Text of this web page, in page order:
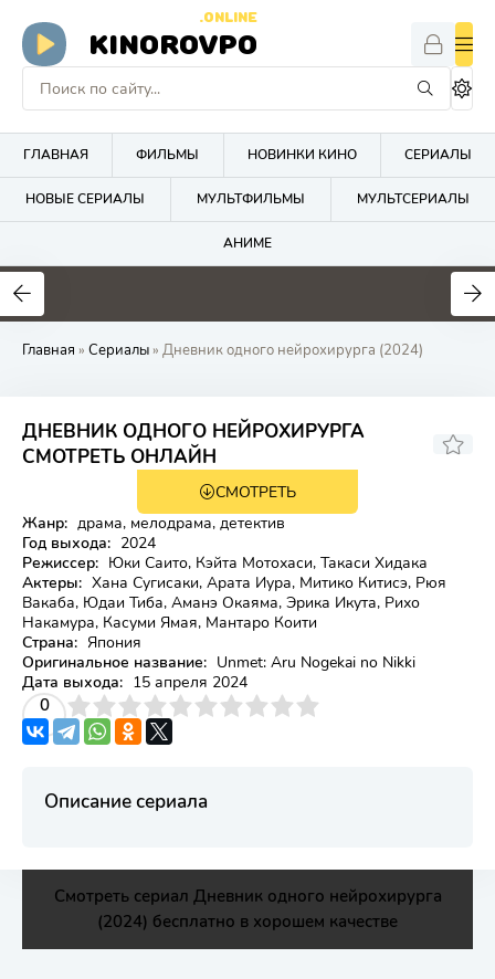
KINOROVPO
.ONLINE
ГЛАВНАЯ ФИЛЬМЫ НОВИНКИ КИНО СЕРИАЛЫ
НОВЫЕ СЕРИАЛЫ МУЛЬТФИЛЬМЫ МУЛЬТСЕРИАЛЫ
АНИМЕ
Главная » Сериалы» Дневник одного нейрохирурга (2024)
ДНЕВНИК ОДНОГО НЕЙРОХИРУРГА
СМОТРЕТЬ ОНЛАЙН
7.8
СМОТРЕТЬ
Жанр: драма, мелодрама, детектив
Год выхода: 2024
Режиссер: Юки Саито, Кэйта Мотохаси, Такаси Хидака
Актеры: Хана Сугисаки, Арата Иура, Митико Китисэ, Рюя
Вакаба, Юдаи Тиба, Аманэ Окаяма, Эрика Икута, Рихо
Накамура, Касуми Ямая, Мантаро Коити
Страна: Япония
Оригинальное название: Unmet: Aru Nogekai no Nikki
Дата выхода: 15 апреля 2024
0
4 5 6 7 8 9 10
Описание сериала
Смотреть сериал Дневник одного нейрохирурга
(2024) бесплатно в хорошем качестве